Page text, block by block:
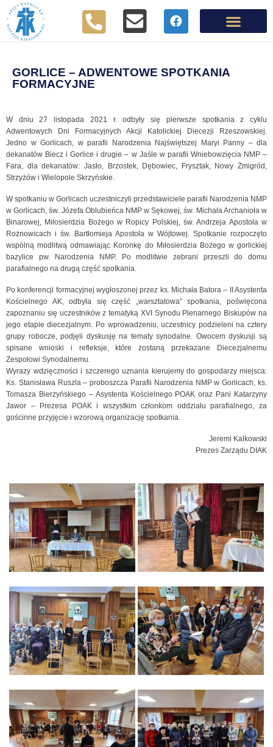
GORLICE – ADWENTOWE SPOTKANIA
FORMACYJNE
W dniu 27 listopada 2021 r. odbyły się pierwsze spotkania z cyklu
Adwentowych Dni Formacyjnych Akcji Katolickiej Diecezji Rzeszowskiej.
Jedno w Gorlicach, w parafii Narodzenia Najświętszej Maryi Panny – dla
dekanatów Biecz i Gorlice i drugie – w Jaśle w parafii Wniebowzięcia NMP –
Fara, dla dekanatów: Jasło, Brzostek, Dębowiec, Frysztak, Nowy Żmigród,
Strzyżów i Wielopole Skrzyńskie.
W spotkaniu w Gorlicach uczestniczyli przedstawiciele parafii Narodzenia NMP
w Gorlicach, św. Józefa Oblubieńca NMP w Sękowej, św. Michała Archanioła w
Binarowej, Miłosierdzia Bożego w Ropicy Polskiej, św. Andrzeja Apostoła w
Rożnowicach i św. Bartłomieja Apostoła w Wójtowej. Spotkanie rozpoczęto
wspólną modlitwą odmawiając Koronkę do Miłosierdzia Bożego w gorlickiej
bazylice pw. Narodzenia NMP. Po modlitwie zebrani przeszli do domu
parafialnego na drugą część spotkania.
Po konferencji formacyjnej wygłoszonej przez ks. Michała Batora – II Asystenta
Kościelnego AK, odbyła się część „warsztatowa” spotkania, poświęcona
zapoznaniu się uczestników z tematyką XVI Synodu Plenarnego Biskupów na
jego etapie diecezjalnym. Po wprowadzeniu, uczestnicy podzieleni na cztery
grupy robocze, podjęli dyskusję na tematy synodalne. Owocem dyskusji są
spisane wnioski i refleksje, które zostaną przekazane Diecezjalnemu
Zespołowi Synodalnemu.
Wyrazy wdzięczności i szczerego uznania kierujemy do gospodarzy miejsca:
Ks. Stanisława Ruszla – proboszcza Parafii Narodzenia NMP w Gorlicach, ks.
Tomasza Bierzyńskiego – Asystenta Kościelnego POAK oraz Pani Katarzyny
Jawor – Prezesa POAK i wszystkim członkom oddziału parafialnego, za
gościnne przyjęcie i wzorową organizację spotkania.
Jeremi Kalkowski
Prezes Zarządu DIAK